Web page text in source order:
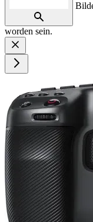
worden sein.